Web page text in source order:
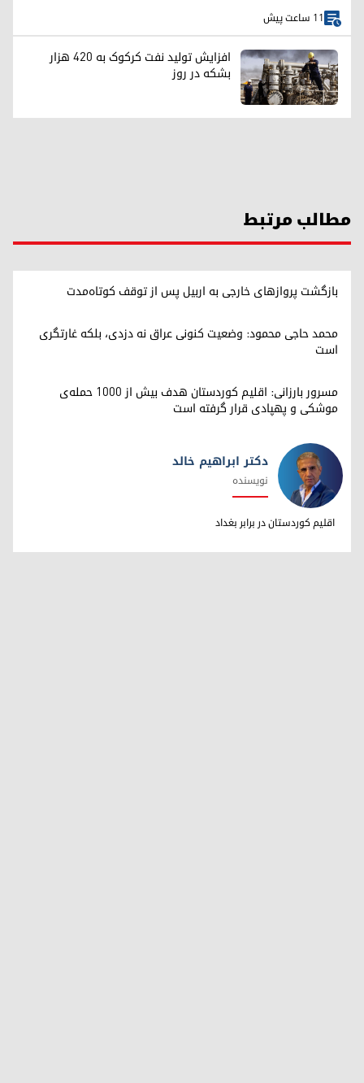
11 ساعت پیش
افزایش تولید نفت کرکوک به ۴۲۰ هزار
بشکه در روز
مطالب مرتبط
بازگشت پروازهای خارجی به اربیل پس از توقف کوتاه‌مدت
محمد حاجی محمود: وضعیت کنونی عراق نه دزدی، بلکه غارتگری
است
مسرور بارزانی: اقلیم کوردستان هدف بیش از ۱۰۰۰ حمله‌ی
موشکی و پهپادی قرار گرفته است
دکتر ابراهیم خالد
دکتر ابراهیم خالد
نویسنده
اقلیم کوردستان در برابر بغداد